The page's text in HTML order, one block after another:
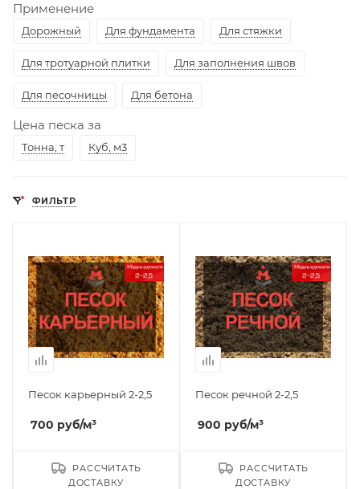
Применение
Дорожный Для фундамента Для стяжки
Для тротуарной плитки Для заполнения швов
Для песочницы Для бетона
Цена песка за
Тонна, т Куб, м3
ФИЛЬТР
Песок карьерный 2-2,5
700 руб/м³
РАССЧИТАТЬ
ДОСТАВКУ
Песок речной 2-2,5
900 руб/м³
РАССЧИТАТЬ
ДОСТАВКУ